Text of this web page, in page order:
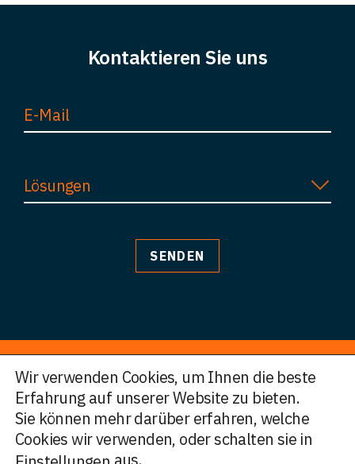
Kontaktieren Sie uns
Lösungen
© HWF Partners 2026
Legal Information
Nutzungsbedingungen
Wir verwenden Cookies, um Ihnen die beste
Erfahrung auf unserer Website zu bieten.
Sie können mehr darüber erfahren, welche
Cookies wir verwenden, oder schalten sie in